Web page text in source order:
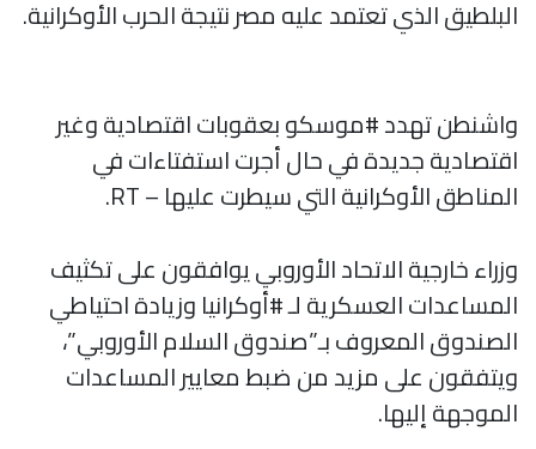
البلطيق الذي تعتمد عليه مصر نتيجة الحرب الأوكرانية.
واشنطن تهدد #موسكو بعقوبات اقتصادية وغير
اقتصادية جديدة في حال أجرت استفتاءات في
المناطق الأوكرانية التي سيطرت عليها – RT.
وزراء خارجية الاتحاد الأوروبي يوافقون على تكثيف
المساعدات العسكرية لـ #أوكرانيا وزيادة احتياطي
الصندوق المعروف بـ”صندوق السلام الأوروبي”،
ويتفقون على مزيد من ضبط معايير المساعدات
الموجهة إليها.